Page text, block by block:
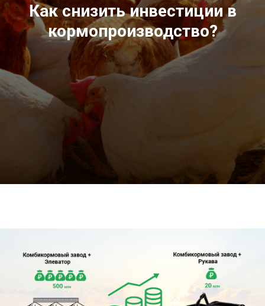
Как снизить инвестиции в
кормопроизводство?